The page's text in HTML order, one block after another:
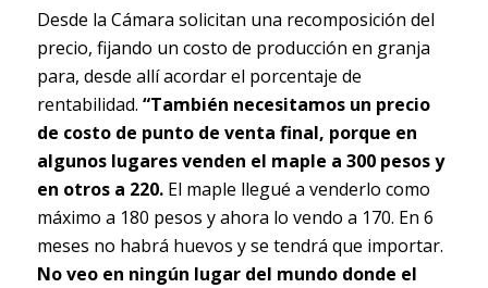
Desde la Cámara solicitan una recomposición del
precio, fijando un costo de producción en granja
para, desde allí acordar el porcentaje de
rentabilidad. “También necesitamos un precio
de costo de punto de venta final, porque en
algunos lugares venden el maple a 300 pesos y
en otros a 220. El maple llegué a venderlo como
máximo a 180 pesos y ahora lo vendo a 170. En 6
meses no habrá huevos y se tendrá que importar.
No veo en ningún lugar del mundo donde el